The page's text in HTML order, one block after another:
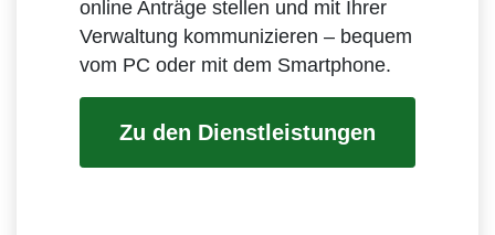
online Anträge stellen und mit Ihrer
Verwaltung kommunizieren – bequem
vom PC oder mit dem Smartphone.
Zu den Dienstleistungen